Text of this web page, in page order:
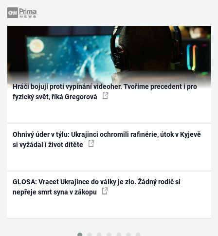
Hráči bojují proti vypínání videoher. Tvoříme precedent i pro
fyzický svět, říká Gregorová
Ohnivý úder v týlu: Ukrajinci ochromili rafinérie, útok v Kyjevě
si vyžádal i život dítěte
GLOSA: Vracet Ukrajince do války je zlo. Žádný rodič si
nepřeje smrt syna v zákopu